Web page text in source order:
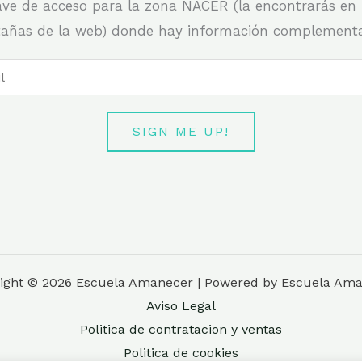
de acceso para la zona NACER (la encontrarás en
de la web) donde hay información
SIGN ME UP!
© 2026 Escuela Amanecer | Powered by Escuela
Aviso Legal
Politica de contratacion y ventas
Politica de cookies